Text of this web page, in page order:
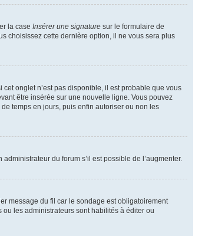
la case Insérer une signature sur le formulaire de
choisissez cette dernière option, il ne vous sera plus
onglet n’est pas disponible, il est probable que vous
être insérée sur une nouvelle ligne. Vous pouvez
temps en jours, puis enfin autoriser ou non les
du forum s’il est possible de l’augmenter.
message du fil car le sondage est obligatoirement
les administrateurs sont habilités à éditer ou